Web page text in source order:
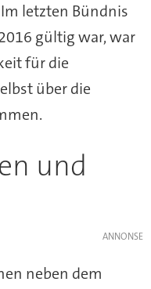
letzten Bündnis
gültig war, war
für die
über die
und
neben dem